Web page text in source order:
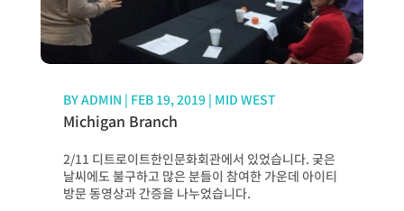
BYADMIN | FEB 19, 2019| MID WEST
Michigan Branch
2/11 디트로이트한인문화회관에서 있었습니다. 궂은
날씨에도 불구하고 많은 분들이 참여한 가운데 아이티
방문 동영상과 간증을 나누었습니다.